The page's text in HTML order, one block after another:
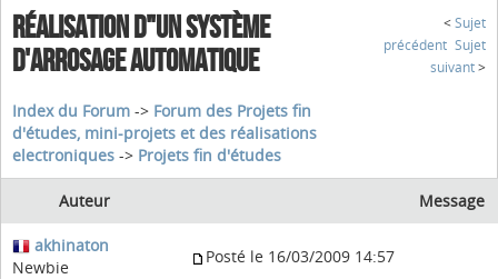
RÉALISATION D"UN SYSTÈME
D'ARROSAGE AUTOMATIQUE
< Sujet
précédent Sujet
suivant >
Index du Forum -> Forum des Projets fin
d'études, mini-projets et des réalisations
electroniques -> Projets fin d'études
Auteur Message
akhinaton
Newbie
Posté le 16/03/2009 14:57